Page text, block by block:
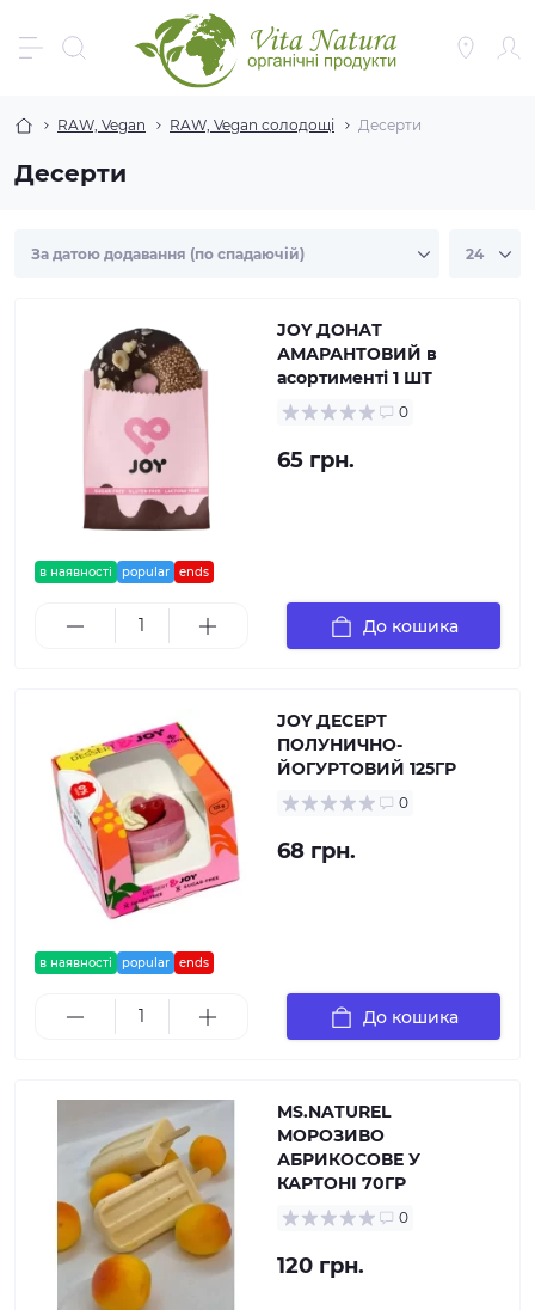
RAW, Vegan RAW, Vegan солодощі Десерти
Десерти
в наявності popular ends
JOY ДОНАТ
АМАРАНТОВИЙ в
асортименті 1 ШТ
0
65 грн.
До кошика
в наявності popular ends
JOY ДЕСЕРТ
ПОЛУНИЧНО-
ЙОГУРТОВИЙ 125ГР
0
68 грн.
До кошика
MS.NATUREL
МОРОЗИВО
АБРИКОСОВЕ У
КАРТОНІ 70ГР
0
120 грн.